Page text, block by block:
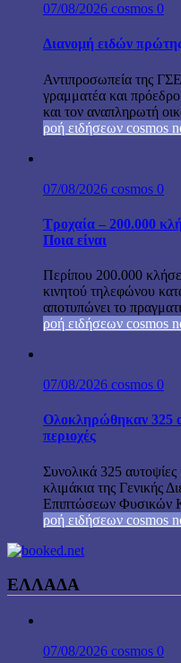
07/08/2026 cosmos 0
Διανομή ειδών
Αντιπροσωπεία της
γραμματέα και
και τον αναπληρωτή
ροή ειδήσεων cosmos
07/08/2026 cosmos 0
Τροχαία – 200.000
Ποια είναι
Περίπου 200.000
κινητού τηλεφώνου
αποτυπώνει το
ροή ειδήσεων cosmos
07/08/2026 cosmos 0
Ολοκληρώθηκαν 325
περιοχές
Συνολικά 325
κλιμάκια της Γενικής
Επιπτώσεων Φυσικών
ροή ειδήσεων cosmos
ΕΛΛΑΔΑ
07/08/2026 cosmos 0